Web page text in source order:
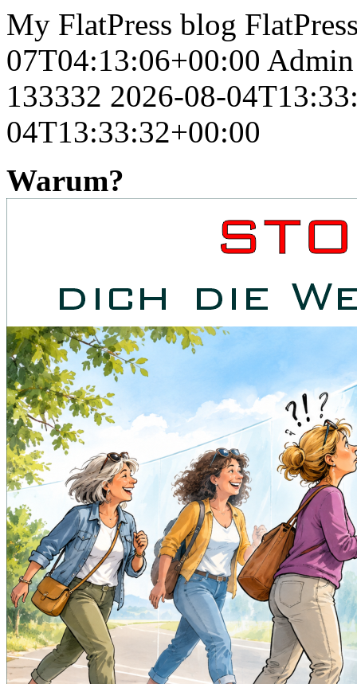
My FlatPress blog
07T04:13:06+00:00 Admin
133332 2026-08-
04T13:33:32+00:00
Warum?